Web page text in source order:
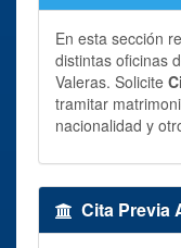
En esta sección
distintas oficinas
Valeras. Solicite
tramitar
nacionalidad y
Cita Previa